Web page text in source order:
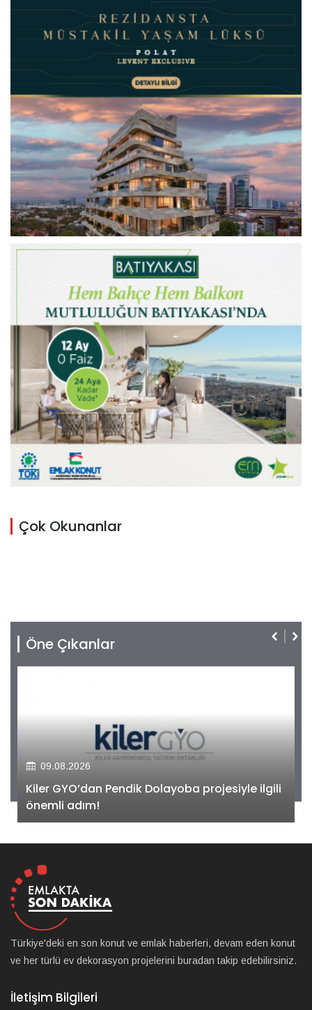
Çok Okunanlar
Öne Çıkanlar
09.08.2026
Kiler GYO’dan Pendik Dolayoba projesiyle ilgili
önemli adım!
Türkiye'deki en son konut ve emlak haberleri, devam eden konut
ve her türlü ev dekorasyon projelerini buradan takip edebilirsiniz.
İletişim Bilgileri